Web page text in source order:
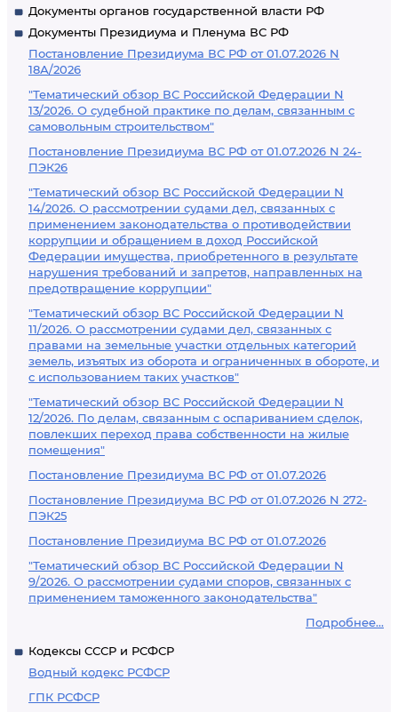
Документы органов государственной власти РФ
Документы Президиума и Пленума ВС РФ
Постановление Президиума ВС РФ от 01.07.2026 N
18А/2026
"Тематический обзор ВС Российской Федерации N
13/2026. О судебной практике по делам, связанным с
самовольным строительством"
Постановление Президиума ВС РФ от 01.07.2026 N 24-
ПЭК26
"Тематический обзор ВС Российской Федерации N
14/2026. О рассмотрении судами дел, связанных с
применением законодательства о противодействии
коррупции и обращением в доход Российской
Федерации имущества, приобретенного в результате
нарушения требований и запретов, направленных на
предотвращение коррупции"
"Тематический обзор ВС Российской Федерации N
11/2026. О рассмотрении судами дел, связанных с
правами на земельные участки отдельных категорий
земель, изъятых из оборота и ограниченных в обороте, и
с использованием таких участков"
"Тематический обзор ВС Российской Федерации N
12/2026. По делам, связанным с оспариванием сделок,
повлекших переход права собственности на жилые
помещения"
Постановление Президиума ВС РФ от 01.07.2026
Постановление Президиума ВС РФ от 01.07.2026 N 272-
ПЭК25
Постановление Президиума ВС РФ от 01.07.2026
"Тематический обзор ВС Российской Федерации N
9/2026. О рассмотрении судами споров, связанных с
применением таможенного законодательства"
Подробнее...
Кодексы СССР и РСФСР
Водный кодекс РСФСР
ГПК РСФСР